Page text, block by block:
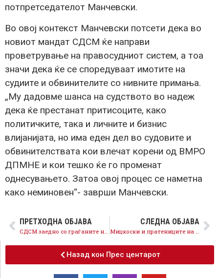
потпретседателот Манчевски.
Во овој контекст Манчевски потсети дека во
новиот мандат СДСМ ќе направи
проветрување на правосудниот систем, а тоа
значи дека ќе се споредуваат имотите на
судиите и обвинителите со нивните примања.
„Му дадовме шанса на судството во надеж
дека ќе престанат притисоците, како
политичките, така и личните и бизнис
влијанијата, но има еден дел во судовите и
обвинителствата кои влечат корени од ВМРО
ДПМНЕ и кои тешко ќе го променат
однесувањето. Затоа овој процес се наметна
како неминовен“- заврши Манчевски.
ПРЕТХОДНА ОБЈАВА
СДСМ заедно со граѓаните нема да дозволи враќање назад, ниту заканите на ВМРО-ДПМНЕ да се остварат
СЛЕДНА ОБЈАВА
Мицкоски и пратениците на ВМРО-ДПМНЕ со блокирањето на Законот за одбрана го кршат Уставот и го кочат членството во НАТО
Назад кон Прес центарот